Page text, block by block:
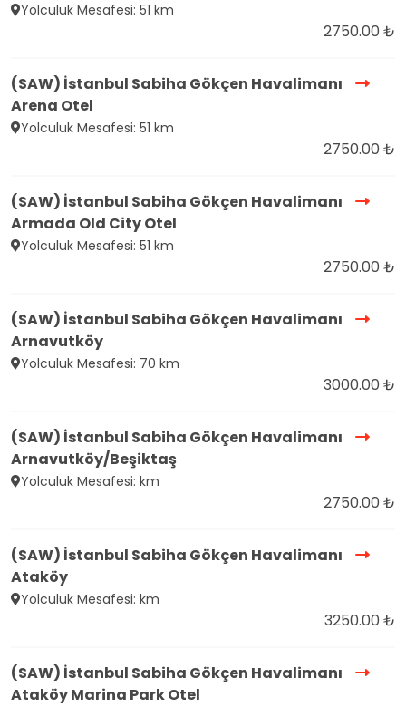
Yolculuk Mesafesi: 51 km
2750.00 ₺
(SAW) İstanbul Sabiha Gökçen Havalimanı
Arena Otel
Yolculuk Mesafesi: 51 km
2750.00 ₺
(SAW) İstanbul Sabiha Gökçen Havalimanı
Armada Old City Otel
Yolculuk Mesafesi: 51 km
2750.00 ₺
(SAW) İstanbul Sabiha Gökçen Havalimanı
Arnavutköy
Yolculuk Mesafesi: 70 km
3000.00 ₺
(SAW) İstanbul Sabiha Gökçen Havalimanı
Arnavutköy/Beşiktaş
Yolculuk Mesafesi: km
2750.00 ₺
(SAW) İstanbul Sabiha Gökçen Havalimanı
Ataköy
Yolculuk Mesafesi: km
3250.00 ₺
(SAW) İstanbul Sabiha Gökçen Havalimanı
Ataköy Marina Park Otel